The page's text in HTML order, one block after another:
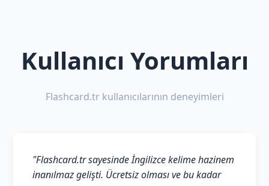
Kullanıcı Yorumları
Flashcard.tr kullanıcılarının deneyimleri
"Flashcard.tr sayesinde İngilizce kelime hazinem
inanılmaz gelişti. Ücretsiz olması ve bu kadar